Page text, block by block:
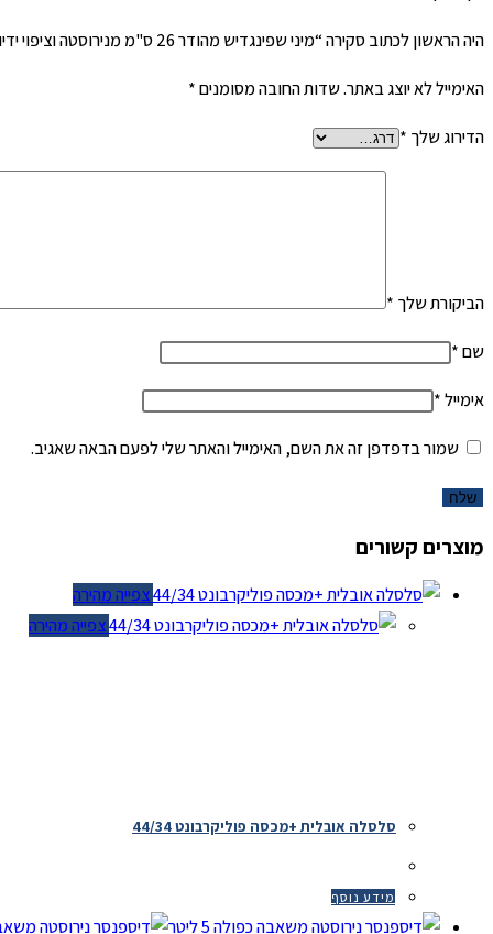
היה הראשון לכתוב סקירה “מיני שפינגדיש מהודר 26 ס"מ מנירוסטה וציפוי ידיות זהב כולל מכסה”
האימייל לא יוצג באתר.שדות החובה מסומנים*
הדירוג שלך*
הביקורת שלך*
שם*
אימייל*
שמור בדפדפן זה את השם, האימייל והאתר שלי לפעם הבאה שאגיב.
מוצרים קשורים
צפייה מהירה
צפייה מהירה
סלסלה אובלית +מכסה פוליקרבונט 44/34
מידע נוסף